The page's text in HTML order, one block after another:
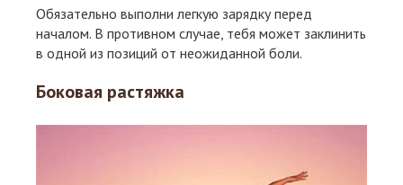
Обязательно выполни легкую зарядку перед
началом. В противном случае, тебя может заклинить
в одной из позиций от неожиданной боли.
Боковая растяжка